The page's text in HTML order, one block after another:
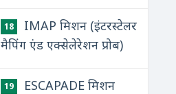
18
IMAP मिशन (इंटरस्टेलर
मैपिंग एंड एक्सेलेरेशन प्रोब)
19
ESCAPADE मिशन